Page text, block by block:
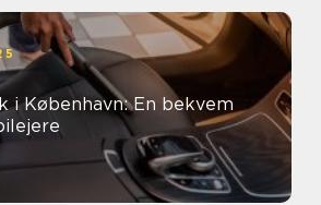
i København: En bekvem